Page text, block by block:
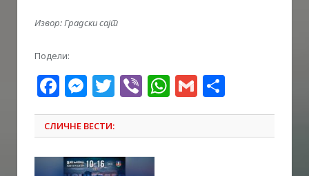
Извор: Градски сајт
Подели:
Facebook
Messenger
Twitter
ViberWhatsApp
Gmail
СЛИЧНЕ ВЕСТИ: